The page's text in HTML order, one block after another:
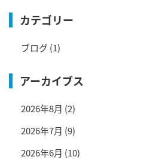
カテゴリー
ブログ(1)
アーカイブス
2026年8月 (2)
2026年7月 (9)
2026年6月 (10)